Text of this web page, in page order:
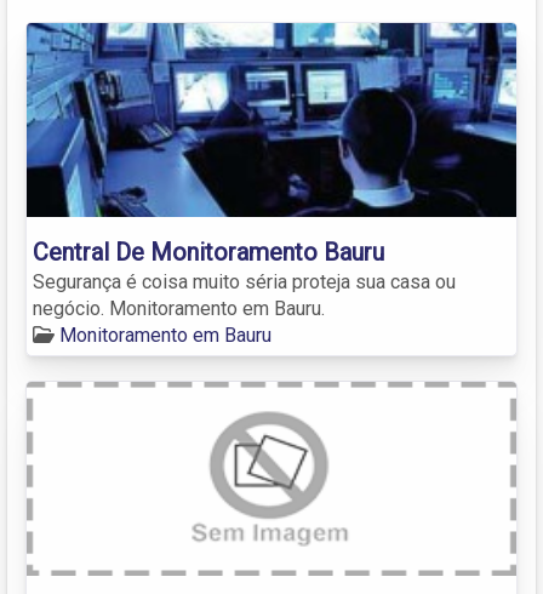
Central De Monitoramento Bauru
Segurança é coisa muito séria proteja sua casa ou
negócio. Monitoramento em Bauru.
Monitoramento em Bauru